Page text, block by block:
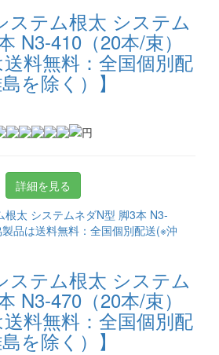
ステム根太 システム
N3-410（20本/束）
送料無料：全国個別配
を除く）】
詳細を見る
ステム根太 システム
N3-470（20本/束）
送料無料：全国個別配
を除く）】